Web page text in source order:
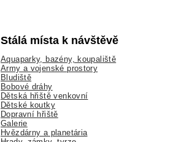
Stálá místa k návštěvě
Aquaparky, bazény, koupaliště
Army a vojenské prostory
Bludiště
Bobové dráhy
Dětská hřiště venkovní
Dětské koutky
Dopravní hřiště
Galerie
Hvězdárny a planetária